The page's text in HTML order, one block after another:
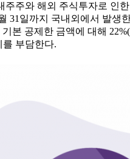
주주와 해외 주식투자로 인
31일까지 국내외에서 발생
본 공제한 금액에 대해
를 부담한다.